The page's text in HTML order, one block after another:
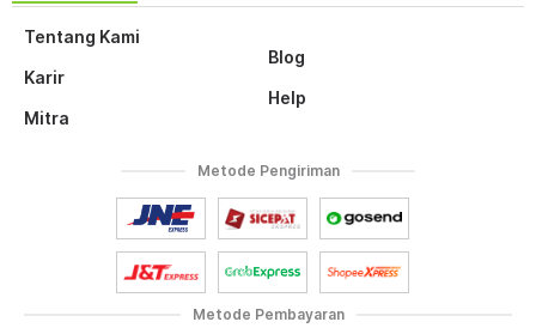
Tentang Kami
Karir
Mitra
Blog
Help
Metode Pembayaran
Metode Pengiriman